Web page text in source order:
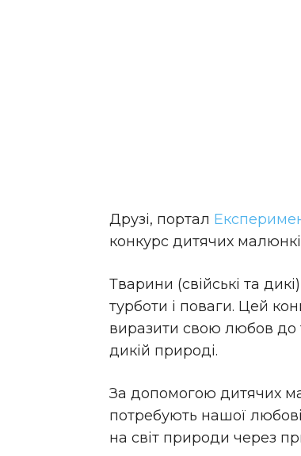
Друзі, портал
конкурс дитячих
Тварини (свійські та
турботи і поваги. Цей
виразити свою любов до
дикій природі.
За допомогою дитячих
потребують нашої
на світ природи через